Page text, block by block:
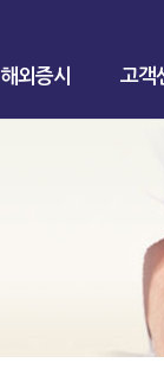
해외증시 고객